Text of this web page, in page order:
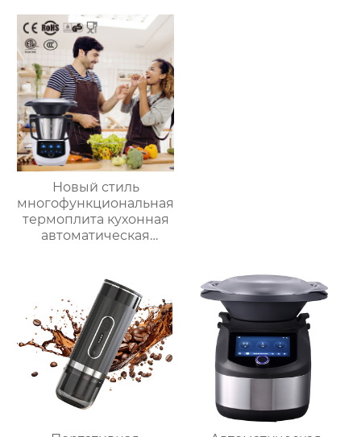
Новый стиль
многофункциональная
термоплита кухонная
автоматическая
3.5л robot cucina tm 6
новый термомиксер t6